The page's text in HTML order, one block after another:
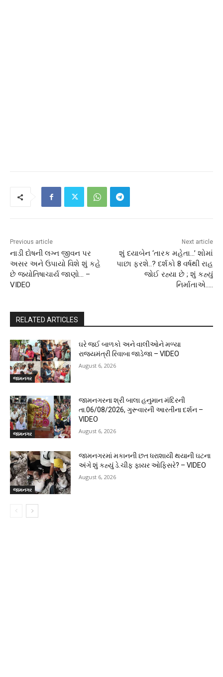
Previous article
નાડી દોષની લગ્ન જીવન પર
અસર અને ઉપાયો વિશે શું કહે
છે જ્યોતિષાચાર્ય જાણો… –
VIDEO
Next article
શું દયાબેન ‘તારક મહેતા…’ શોમાં
પાછા ફરશે..? દર્શકો 8 વર્ષથી રાહ
જોઈ રહ્યા છે ; શું કહ્યું
નિર્માતાએ…..
RELATED ARTICLES
જામનગર
ઘરે જઈ બાળકો અને વાલીઓને મળ્યા
રાજ્યમંત્રી રિવાબા જાડેજા – VIDEO
August 6, 2026
જામનગર
જામનગરના શ્રી બાલા હનુમાન મંદિરની
તા.06/08/2026, ગુરૂવારની આરતીના દર્શન –
VIDEO
August 6, 2026
જામનગર
જામનગરમાં મકાનની છત ધરાશાયી થયાની ઘટના
અંગે શું કહ્યું ડે.ચીફ ફાયર ઓફિસરે? – VIDEO
August 6, 2026